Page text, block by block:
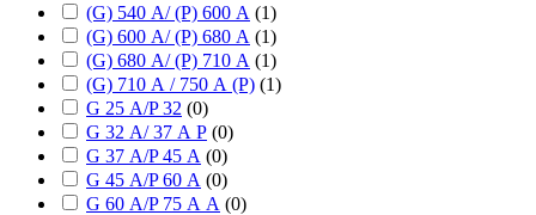
(G) 540 А/ (P) 600 А (1)
(G) 600 А/ (P) 680 А (1)
(G) 680 А/ (P) 710 А (1)
(G) 710 А / 750 А (P) (1)
G 25 А/P 32 (0)
G 32 А/ 37 А P (0)
G 37 А/P 45 А (0)
G 45 А/P 60 А (0)
G 60 А/P 75 А А (0)